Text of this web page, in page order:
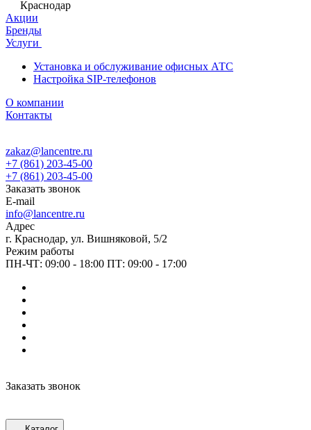
Краснодар
Акции
Бренды
Услуги
Установка и обслуживание офисных АТС
Настройка SIP-телефонов
О компании
Контакты
zakaz@lancentre.ru
+7 (861) 203-45-00
+7 (861) 203-45-00
Заказать звонок
E-mail
info@lancentre.ru
Адрес
г. Краснодар, ул. Вишняковой, 5/2
Режим работы
ПН-ЧТ: 09:00 - 18:00 ПТ: 09:00 - 17:00
Заказать звонок